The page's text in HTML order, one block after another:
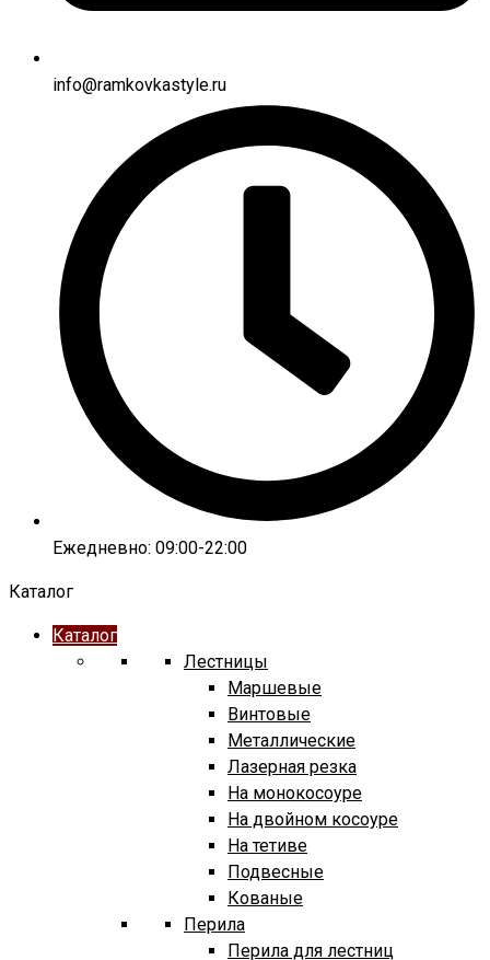
info@ramkovkastyle.ru
Ежедневно: 09:00-22:00
Каталог
Каталог
Лестницы
Маршевые
Винтовые
Металлические
Лазерная резка
На монокосоуре
На двойном косоуре
На тетиве
Подвесные
Кованые
Перила
Перила для лестниц